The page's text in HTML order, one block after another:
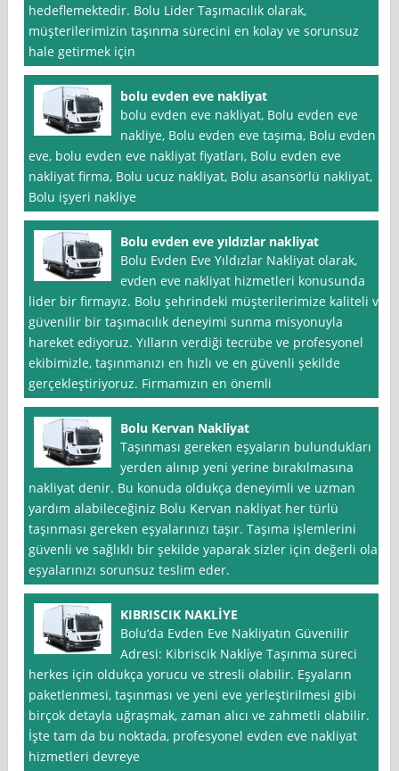
hedeflemektedir. Bolu Lider Taşımacılık olarak,
müşterilerimizin taşınma sürecini en kolay ve sorunsuz
hale getirmek için
bolu evden eve nakliyat
bolu evden eve nakliyat, Bolu evden eve
nakliye, Bolu evden eve taşıma, Bolu evden
eve, bolu evden eve nakliyat fiyatları, Bolu evden eve
nakliyat firma, Bolu ucuz nakliyat, Bolu asansörlü nakliyat,
Bolu işyeri nakliye
Bolu evden eve yıldızlar nakliyat
Bolu Evden Eve Yıldızlar Nakliyat olarak,
evden eve nakliyat hizmetleri konusunda
lider bir firmayız. Bolu şehrindeki müşterilerimize kaliteli ve
güvenilir bir taşımacılık deneyimi sunma misyonuyla
hareket ediyoruz. Yılların verdiği tecrübe ve profesyonel
ekibimizle, taşınmanızı en hızlı ve en güvenli şekilde
gerçekleştiriyoruz. Firmamızın en önemli
Bolu Kervan Nakliyat
Taşınması gereken eşyaların bulundukları
yerden alınıp yeni yerine bırakılmasına
nakliyat denir. Bu konuda oldukça deneyimli ve uzman
yardım alabileceğiniz Bolu Kervan nakliyat her türlü
taşınması gereken eşyalarınızı taşır. Taşıma işlemlerini
güvenli ve sağlıklı bir şekilde yaparak sizler için değerli olan
eşyalarınızı sorunsuz teslim eder.
KIBRISCIK NAKLİYE
Bolu‘da Evden Eve Nakliyatın Güvenilir
Adresi: Kibriscik Nakli̇ye Taşınma süreci
herkes için oldukça yorucu ve stresli olabilir. Eşyaların
paketlenmesi, taşınması ve yeni eve yerleştirilmesi gibi
birçok detayla uğraşmak, zaman alıcı ve zahmetli olabilir.
İşte tam da bu noktada, profesyonel evden eve nakliyat
hizmetleri devreye